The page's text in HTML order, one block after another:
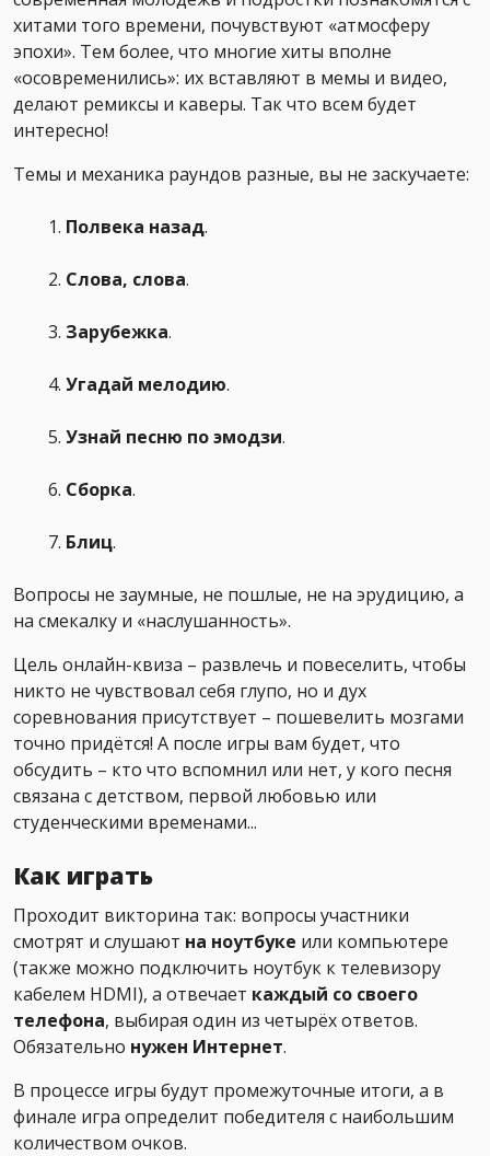
хитами того времени, почувствуют «атмосферу
эпохи». Тем более, что многие хиты вполне
«осовременились»: их вставляют в мемы и видео,
делают ремиксы и каверы. Так что всем будет
интересно!
Темы и механика раундов разные, вы не заскучаете:
Полвека назад.
Слова, слова.
Зарубежка.
Угадай мелодию.
Узнай песню по эмодзи.
Сборка.
Блиц.
Вопросы не заумные, не пошлые, не на эрудицию, а
на смекалку и «наслушанность».
Цель онлайн-квиза – развлечь и повеселить, чтобы
никто не чувствовал себя глупо, но и дух
соревнования присутствует – пошевелить мозгами
точно придётся! А после игры вам будет, что
обсудить – кто что вспомнил или нет, у кого песня
связана с детством, первой любовью или
студенческими временами...
Как играть
Проходит викторина так: вопросы участники
смотрят и слушают на ноутбуке или компьютере
(также можно подключить ноутбук к телевизору
кабелем HDMI), а отвечает каждый со своего
телефона, выбирая один из четырёх ответов.
Обязательно нужен Интернет.
В процессе игры будут промежуточные итоги, а в
финале игра определит победителя с наибольшим
количеством очков.